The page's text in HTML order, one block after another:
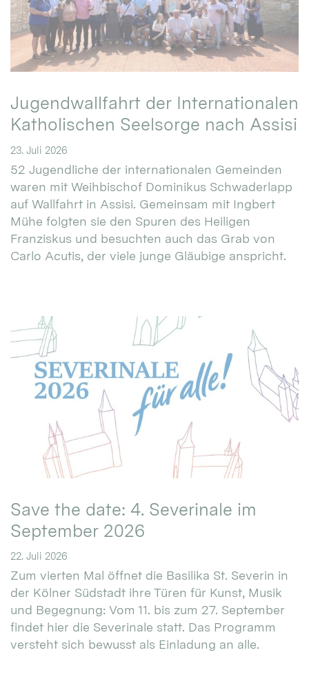
Jugendwallfahrt der Internationalen
Katholischen Seelsorge nach Assisi
23. Juli 2026
52 Jugendliche der internationalen Gemeinden
waren mit Weihbischof Dominikus Schwaderlapp
auf Wallfahrt in Assisi. Gemeinsam mit Ingbert
Mühe folgten sie den Spuren des Heiligen
Franziskus und besuchten auch das Grab von
Carlo Acutis, der viele junge Gläubige anspricht.
Save the date: 4. Severinale im
September 2026
22. Juli 2026
Zum vierten Mal öffnet die Basilika St. Severin in
der Kölner Südstadt ihre Türen für Kunst, Musik
und Begegnung: Vom 11. bis zum 27. September
findet hier die Severinale statt. Das Programm
versteht sich bewusst als Einladung an alle.